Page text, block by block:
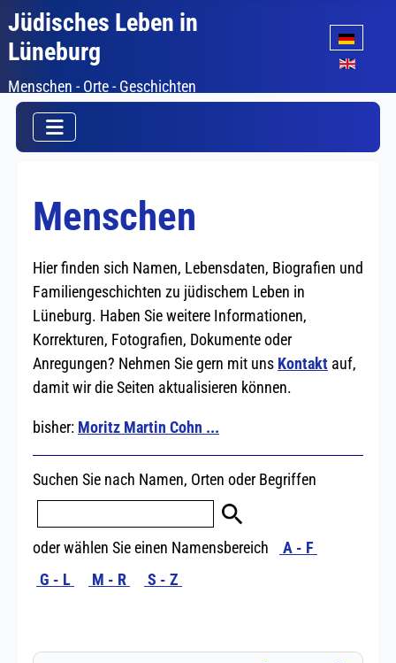
Jüdisches Leben in
Lüneburg
Menschen - Orte - Geschichten
Sprache